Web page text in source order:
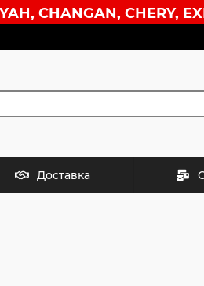
CHANGAN, CHERY,
Доставка